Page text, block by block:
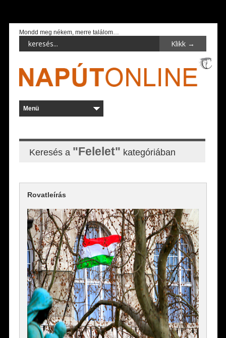
Mondd meg nékem, merre találom…
Keresés a "Felelet" kategóriában
Rovatleírás